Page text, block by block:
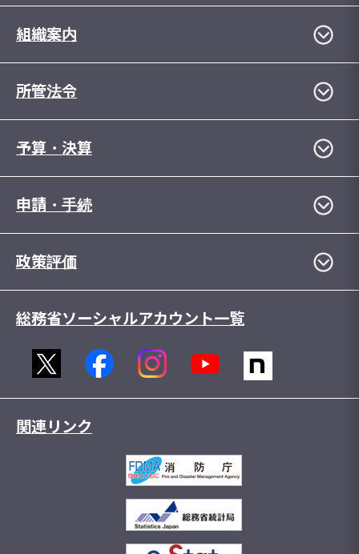
組織案内
所管法令
予算・決算
申請・手続
政策評価
総務省ソーシャルアカウント一覧
関連リンク